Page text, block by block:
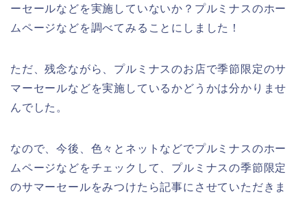
ーセールなどを実施していないか？プルミナスのホー
ムページなどを調べてみることにしました！
ただ、残念ながら、プルミナスのお店で季節限定のサ
マーセールなどを実施しているかどうかは分かりませ
んでした。
なので、今後、色々とネットなどでプルミナスのホー
ムページなどをチェックして、プルミナスの季節限定
のサマーセールをみつけたら記事にさせていただきま